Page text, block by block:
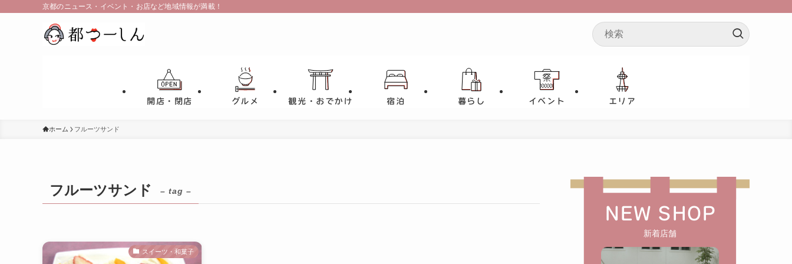
京都のニュース・イベント・お店など地域情報が満載！
開店・閉店 グルメ 観光・おでかけ 宿泊 暮らし イベント エリア
ホーム フルーツサンド
フルーツサンド – tag –
スイーツ・和菓子
NEW SHOP
新着店舗